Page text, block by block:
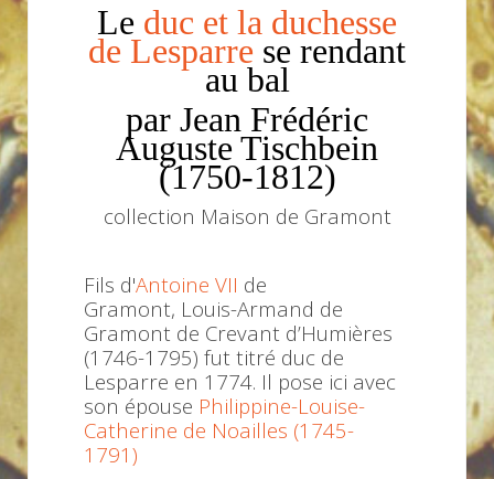
Le duc et la duchesse
de Lesparre se rendant
au bal
par Jean Frédéric
Auguste Tischbein
(1750-1812)
collection Maison de Gramont
Fils d'Antoine VII de
Gramont, Louis-Armand de
Gramont de Crevant d’Humières
(1746-1795) fut titré duc de
Lesparre en 1774. Il pose ici avec
son épouse Philippine-Louise-
Catherine de Noailles (1745-
1791)